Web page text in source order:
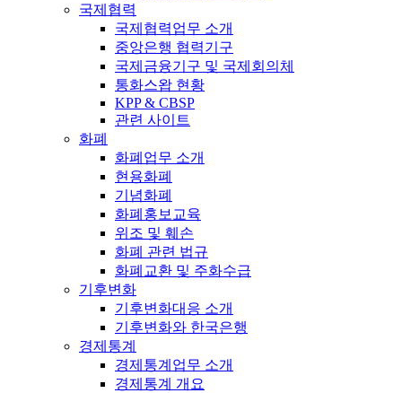
국제협력
국제협력업무 소개
중앙은행 협력기구
국제금융기구 및 국제회의체
통화스왑 현황
KPP & CBSP
관련 사이트
화폐
화폐업무 소개
현용화폐
기념화폐
화폐홍보교육
위조 및 훼손
화폐 관련 법규
화폐교환 및 주화수급
기후변화
기후변화대응 소개
기후변화와 한국은행
경제통계
경제통계업무 소개
경제통계 개요